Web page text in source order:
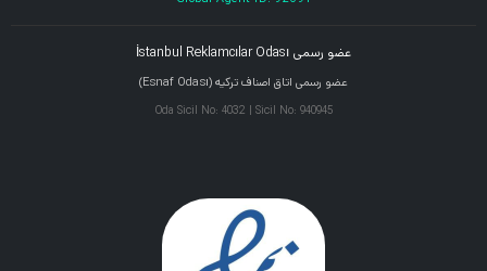
عضو رسمی İstanbul Reklamcılar Odası
عضو رسمی اتاق اصناف ترکیه (Esnaf Odası)
Oda Sicil No: 4032 | Sicil No: 940945